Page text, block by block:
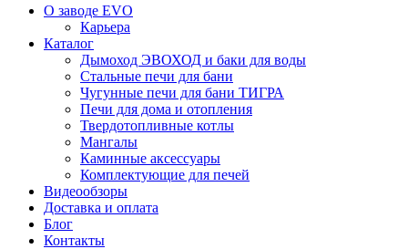
О заводе EVO
Карьера
Каталог
Дымоход ЭВОХОД и баки для воды
Стальные печи для бани
Чугунные печи для бани ТИГРА
Печи для дома и отопления
Твердотопливные котлы
Мангалы
Каминные аксессуары
Комплектующие для печей
Видеообзоры
Доставка и оплата
Блог
Контакты